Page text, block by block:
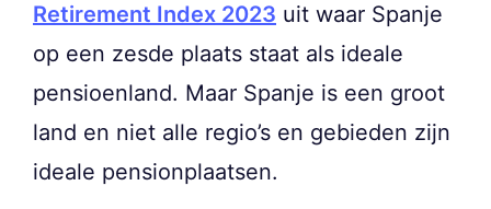
Retirement Index 2023 uit waar Spanje
op een zesde plaats staat als ideale
pensioenland. Maar Spanje is een groot
land en niet alle regio’s en gebieden zijn
ideale pensionplaatsen.